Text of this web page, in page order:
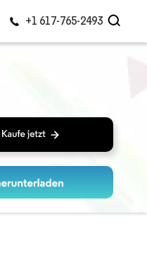
+1 617-765-2493